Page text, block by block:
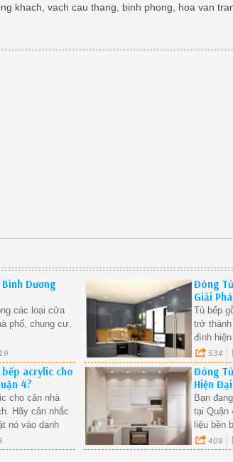
khach, vach cau thang, binh phong, hoa van
Dương
các loại cửa
phố, chung cư,
Đóng
Giải
Gian
Tủ bếp
trở
đình
hợp lý
gỗ công
trình
cùng tìm
đây!
534
acrylic cho
4?
cho căn nhà
Hãy cân nhắc
nó vào danh
hiện
Đóng
Hiện
Bạn
tại Quận
liệu bền
tủ bếp
gian bếp
409